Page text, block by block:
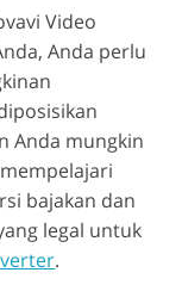
Video
Anda perlu
Anda mungkin
bajakan dan
legal untuk
.